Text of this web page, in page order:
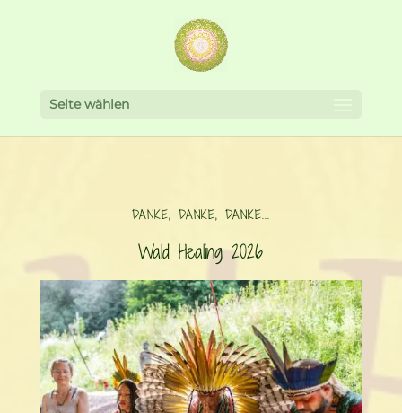
Seite wählen
DANKE, DANKE, DANKE...
Wald Healing 2026